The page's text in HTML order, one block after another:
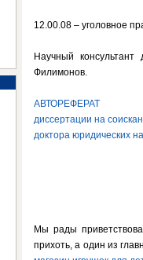
12.00.08 – уголовное
Научный
Филимонов.
АВТОРЕФЕРАТ
диссертации на
доктора юридических
Мы рады
прихоть, а один из